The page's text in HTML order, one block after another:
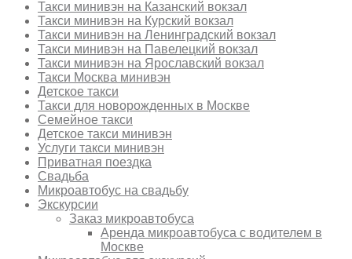
Такси минивэн на Казанский вокзал
Такси минивэн на Курский вокзал
Такси минивэн на Ленинградский вокзал
Такси минивэн на Павелецкий вокзал
Такси минивэн на Ярославский вокзал
Такси Москва минивэн
Детское такси
Такси для новорожденных в Москве
Семейное такси
Детское такси минивэн
Услуги такси минивэн
Приватная поездка
Свадьба
Микроавтобус на свадьбу
Экскурсии
Заказ микроавтобуса
Аренда микроавтобуса с водителем в
Москве